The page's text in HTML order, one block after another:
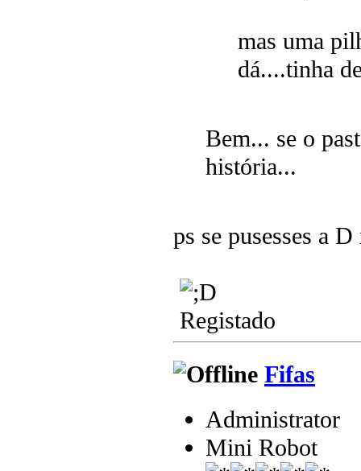
mas uma
dá....tinha
Bem... se o
história...
ps se pusesses a
Registado
Fifas
Administrator
Mini Robot